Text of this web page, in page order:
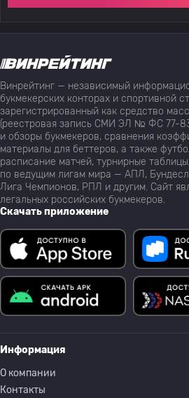
Винрейтинг — независимый
букмекерских конторах и спортивной
зарегистрированный как средство
(реестровая запись СМИ ЭЛ № ФС 77-
и обзоры букмекеров, сравнения
материалы для беттеров, а также
расписание матчей, турнирные
по ведущим лигам мира — АПЛ,
Лига Чемпионов, РПЛ и другим. Сайт
легальных российских букмекеров.
Скачать приложение
Информация
О компании
Контакты